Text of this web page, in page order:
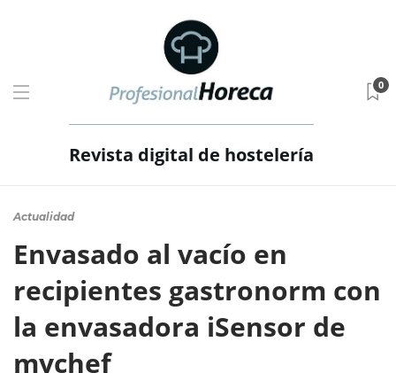
Revista digital de hostelería
0
Actualidad
Envasado al vacío en
recipientes gastronorm con
la envasadora iSensor de
mychef